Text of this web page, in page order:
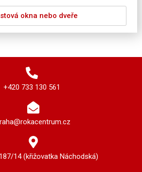
okna nebo dveře
+420 733 130 561
14 (křižovatka Náchodská)